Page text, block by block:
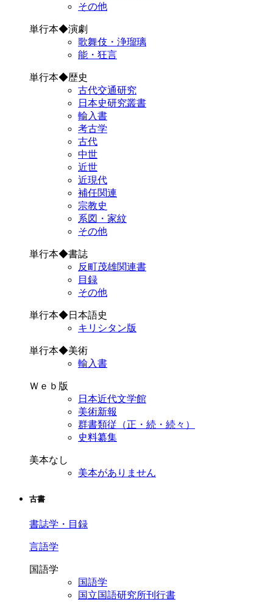
その他
単行本◆演劇
歌舞伎・浄瑠璃
能・狂言
単行本◆歴史
古代交通研究
日本史研究叢書
輸入書
考古学
古代
中世
近世
近現代
補任関連
宗教史
系図・家紋
その他
単行本◆書誌
反町茂雄関連書
目録
その他
単行本◆日本語史
キリシタン版
単行本◆美術
輸入書
Ｗｅｂ版
日本近代文学館
美術新報
群書類従（正・続・続々）
史料纂集
美本なし
美本がありません
古書
書誌学・目録
言語学
国語学
国語学
国立国語研究所刊行書